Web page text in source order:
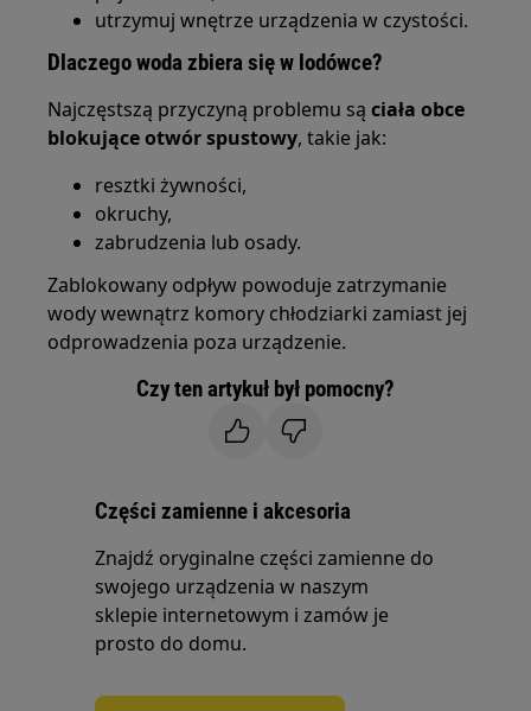
utrzymuj wnętrze urządzenia w czystości.
Dlaczego woda zbiera się w lodówce?
Najczęstszą przyczyną problemu sąciała obce
blokujące otwór spustowy, takie jak:
resztki żywności,
okruchy,
zabrudzenia lub osady.
Zablokowany odpływ powoduje zatrzymanie
wody wewnątrz komory chłodziarki zamiast jej
odprowadzenia poza urządzenie.
Czy ten artykuł był pomocny?
Części zamienne i akcesoria
Znajdź oryginalne części zamienne do
swojego urządzenia w naszym
sklepie internetowym i zamów je
prosto do domu.